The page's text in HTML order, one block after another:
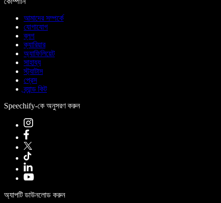
আমাদের সম্পর্কে
যোগাযোগ
ব্লগ
ক্যারিয়ার
অ্যাফিলিয়েট
সাহায্য
স্ট্যাটাস
প্রেস
ব্র্যান্ড কিট
Speechify-কে অনুসরণ করুন
অ্যাপটি ডাউনলোড করুন